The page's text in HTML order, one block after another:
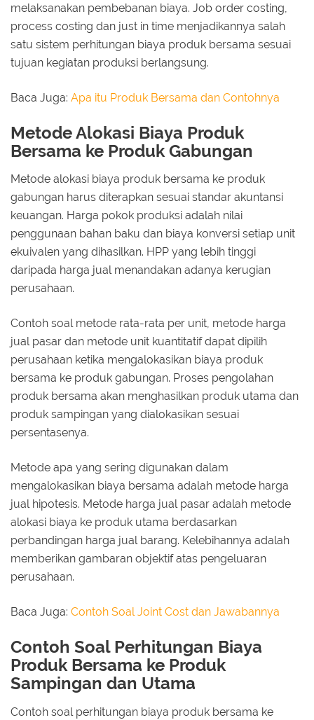
melaksanakan pembebanan biaya. Job order costing,
process costing dan just in time menjadikannya salah
satu sistem perhitungan biaya produk bersama sesuai
tujuan kegiatan produksi berlangsung.
Baca Juga: Apa itu Produk Bersama dan Contohnya
Metode Alokasi Biaya Produk
Bersama ke Produk Gabungan
Metode alokasi biaya produk bersama ke produk
gabungan harus diterapkan sesuai standar akuntansi
keuangan. Harga pokok produksi adalah nilai
penggunaan bahan baku dan biaya konversi setiap unit
ekuivalen yang dihasilkan. HPP yang lebih tinggi
daripada harga jual menandakan adanya kerugian
perusahaan.
Contoh soal metode rata-rata per unit, metode harga
jual pasar dan metode unit kuantitatif dapat dipilih
perusahaan ketika mengalokasikan biaya produk
bersama ke produk gabungan. Proses pengolahan
produk bersama akan menghasilkan produk utama dan
produk sampingan yang dialokasikan sesuai
persentasenya.
Metode apa yang sering digunakan dalam
mengalokasikan biaya bersama adalah metode harga
jual hipotesis. Metode harga jual pasar adalah metode
alokasi biaya ke produk utama berdasarkan
perbandingan harga jual barang. Kelebihannya adalah
memberikan gambaran objektif atas pengeluaran
perusahaan.
Baca Juga: Contoh Soal Joint Cost dan Jawabannya
Contoh Soal Perhitungan Biaya
Produk Bersama ke Produk
Sampingan dan Utama
Contoh soal perhitungan biaya produk bersama ke